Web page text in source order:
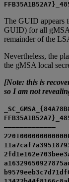
The GUID appears
GUID) for all
remainder of the
Nevertheless, the
the gMSA local
[Note: this is
so I am not
————————————–